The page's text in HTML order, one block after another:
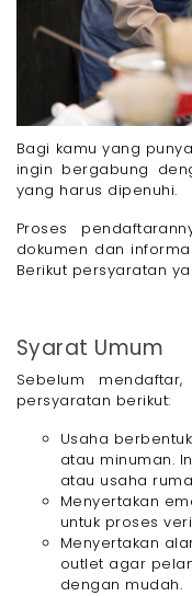
Bagi kamu yang
ingin bergabung
yang harus dipenuhi.
Proses
dokumen dan
Berikut persyaratan
Syarat Umum
Sebelum
persyaratan berikut:
Usaha
atau minuman.
atau usaha
Menyertakan
untuk proses
Menyertakan
outlet agar
dengan mudah.